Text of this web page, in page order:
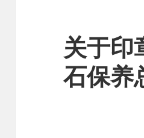
关于印
石保养